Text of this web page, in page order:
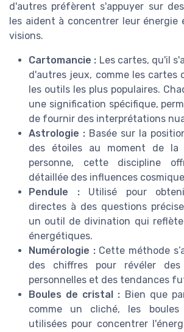
d'autres préfèrent s'appuyer sur
les aident à concentrer leur énergie
visions.
Cartomancie : Les cartes, qu'il
d'autres jeux, comme les cartes
les outils les plus populaires.
une signification spécifique,
de fournir des interprétations
Astrologie : Basée sur la
des étoiles au moment de la
personne, cette discipline
détaillée des influences
Pendule :Utilisé pour
directes à des questions
un outil de divination qui
énergétiques.
Numérologie :Cette méthode
des chiffres pour révéler des
personnelles et des tendances
Boules de cristal : Bien que
comme un cliché, les
utilisées pour concentrer